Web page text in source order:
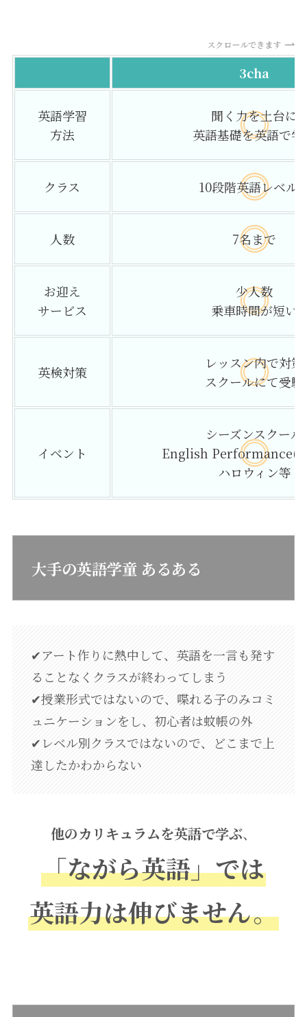
スクロールできます
3cha
英語学習
方法
聞く力を土台に
英語基礎を英語で
クラス 10段階英語レベル
人数 7名まで
お迎え
サービス
少人数
乗車時間が短い
英検対策
レッスン内で対策
スクールにて受験
イベント
シーズンスクール
English Performance(
ハロウィン等
大手の英語学童 あるある
✔アート作りに熱中して、英語を一言も発す
ることなくクラスが終わってしまう
✔授業形式ではないので、喋れる子のみコミ
ュニケーションをし、初心者は蚊帳の外
✔レベル別クラスではないので、どこまで上
達したかわからない
他のカリキュラムを英語で学ぶ、
「ながら英語」では
英語力は伸びません。